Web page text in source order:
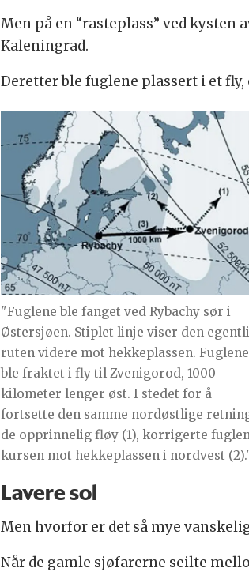
Men på en “rasteplass” ved
Kaleningrad.
Deretter ble fuglene plassert i et
"Fuglene ble fanget ved Rybachy sør i
Østersjøen. Stiplet linje viser den
ruten videre mot hekkeplassen. Fuglene
ble fraktet i fly til Zvenigorod, 1000
kilometer lenger øst. I stedet for å
fortsette den samme nordøstlige
de opprinnelig fløy (1), korrigerte
kursen mot hekkeplassen i nordvest
Lavere sol
Men hvorfor er det så mye
Når de gamle sjøfarerne seilte